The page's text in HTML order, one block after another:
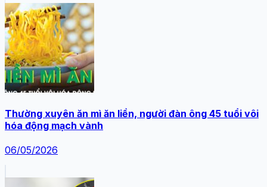
Thường xuyên ăn mì ăn liền, người đàn ông 45 tuổi vôi
hóa động mạch vành
06/05/2026